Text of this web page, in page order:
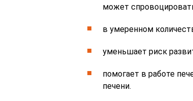
может
в умеренном
уменьшает риск
помогает в работе
печени.